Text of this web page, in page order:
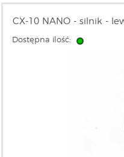
CX-10 NANO - silnik -
Dostępna ilość: